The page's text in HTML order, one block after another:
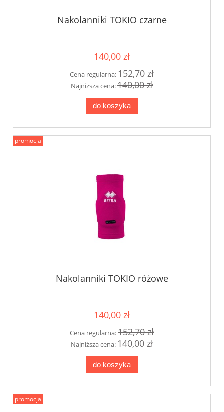
Nakolanniki TOKIO czarne
140,00 zł
Cena regularna:152,70 zł
Najniższa cena:140,00 zł
do koszyka
Nakolanniki TOKIO różowe
140,00 zł
Cena regularna:152,70 zł
Najniższa cena:140,00 zł
do koszyka
promocja
promocja